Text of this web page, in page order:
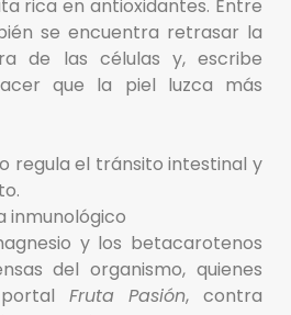
rica en antioxidantes. Entre
se encuentra retrasar la
de las células y, escribe
que la piel luzca más
regula el tránsito intestinal y
inmunológico
y los betacarotenos
del organismo, quienes
Fruta Pasión, contra